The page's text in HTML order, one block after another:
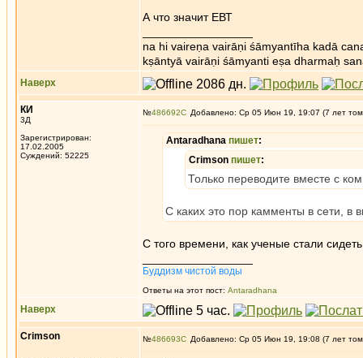
А что значит ЕВТ
na hi vaireṇa vairāṇi śāmyantīha kadā
kṣāntyā vairāṇi śāmyanti eṣa dharmaḥ
Наверх
КИ
3Д
Зарегистрирован:
17.02.2005
Суждений: 52225
№486692 Добавлено: Ср 05 Июн 19, 19:07 (7 лет
Antaradhana пишет:
Crimson пишет:
Только переводите вместе с
С каких это пор камменты в сети, в
С того времени, как ученые стали
Буддизм чистой воды
Ответы на этот пост: Antaradhana
Наверх
Crimson №486693 Добавлено: Ср 05 Июн 19, 19:08 (7 лет